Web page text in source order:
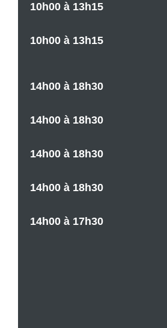
10h00 à 13h15
10h00 à 13h15
14h00 à 18h30
14h00 à 18h30
14h00 à 18h30
14h00 à 18h30
14h00 à 17h30